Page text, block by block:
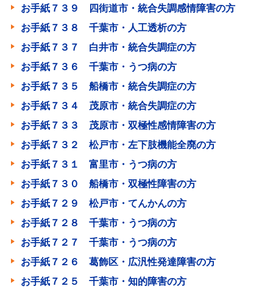
お手紙７３９ 四街道市・統合失調感情障害の方
お手紙７３８ 千葉市・人工透析の方
お手紙７３７ 白井市・統合失調症の方
お手紙７３６ 千葉市・うつ病の方
お手紙７３５ 船橋市・統合失調症の方
お手紙７３４ 茂原市・統合失調症の方
お手紙７３３ 茂原市・双極性感情障害の方
お手紙７３２ 松戸市・左下肢機能全廃の方
お手紙７３１ 富里市・うつ病の方
お手紙７３０ 船橋市・双極性障害の方
お手紙７２９ 松戸市・てんかんの方
お手紙７２８ 千葉市・うつ病の方
お手紙７２７ 千葉市・うつ病の方
お手紙７２６ 葛飾区・広汎性発達障害の方
お手紙７２５ 千葉市・知的障害の方